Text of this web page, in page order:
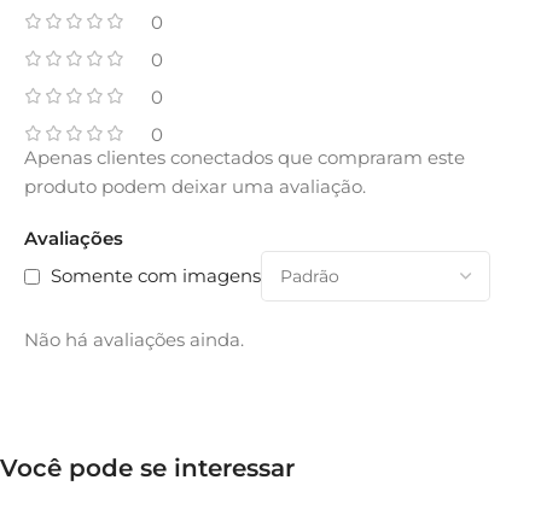
0
0
0
0
Avaliações
Somente com imagens
Não há avaliações ainda.
Apenas clientes conectados que compraram este
produto podem deixar uma avaliação.
Você pode se interessar